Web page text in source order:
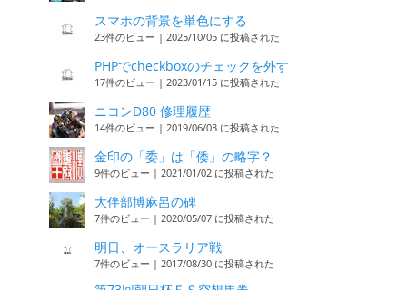
スマホの背景を単色にする
23件のビュー | 2025/10/05 に投稿された
PHPでcheckboxのチェックを外す
17件のビュー | 2023/01/15 に投稿された
ニコンD80 修理履歴
14件のビュー | 2019/06/03 に投稿された
金印の「委」は「倭」の略字？
9件のビュー | 2021/01/02 に投稿された
大伴部博麻呂の碑
7件のビュー | 2020/05/07 に投稿された
明日、オースラリア戦
7件のビュー | 2017/08/30 に投稿された